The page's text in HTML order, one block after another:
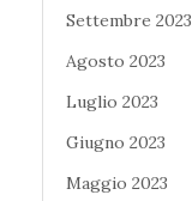
Settembre 2023
Agosto 2023
Luglio 2023
Giugno 2023
Maggio 2023